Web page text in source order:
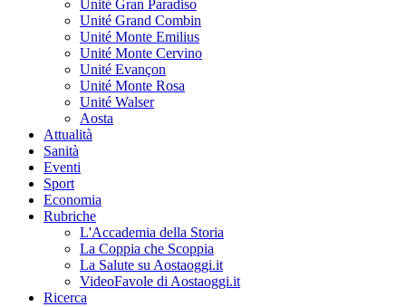
Unité Gran Paradiso
Unité Grand Combin
Unité Monte Emilius
Unité Monte Cervino
Unité Evançon
Unité Monte Rosa
Unité Walser
Aosta
Attualità
Sanità
Eventi
Sport
Economia
Rubriche
L'Accademia della Storia
La Coppia che Scoppia
La Salute su Aostaoggi.it
VideoFavole di Aostaoggi.it
Ricerca